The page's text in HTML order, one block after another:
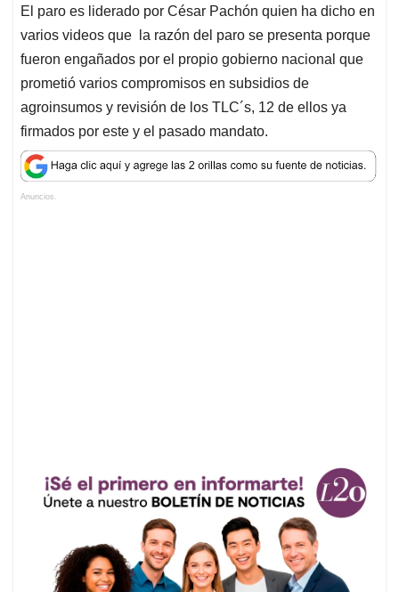
El paro es liderado por César Pachón quien ha dicho en
varios videos que la razón del paro se presenta porque
fueron engañados por el propio gobierno nacional que
prometió varios compromisos en subsidios de
agroinsumos y revisión de los TLC´s, 12 de ellos ya
firmados por este y el pasado mandato.
Anuncios.